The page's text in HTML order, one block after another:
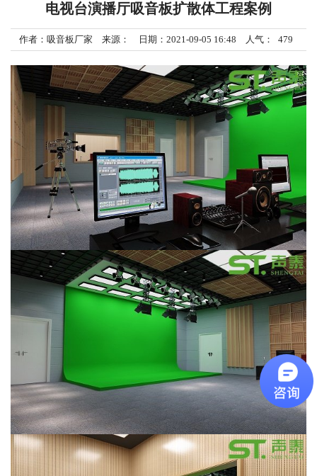
电视台演播厅吸音板扩散体工程案例
作者：吸音板厂家 来源： 日期：2021-09-05 16:48 人气： 479